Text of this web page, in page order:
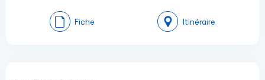
Fiche Itinéraire